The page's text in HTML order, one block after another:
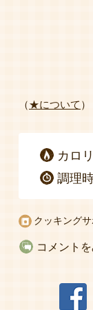
（★について ）
カロ
調理
クッキング
コメント